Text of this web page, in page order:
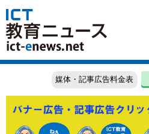
媒体・記事広告料金表